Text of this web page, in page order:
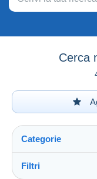
Cerca
Categorie
Filtri